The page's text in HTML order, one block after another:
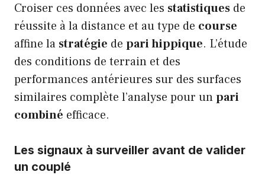
Croiser ces données avec les statistiques de
réussite à la distance et au type de course
affine la stratégie de pari hippique. L’étude
des conditions de terrain et des
performances antérieures sur des surfaces
similaires complète l’analyse pour unpari
combiné efficace.
Les signaux à surveiller avant de valider
un couplé